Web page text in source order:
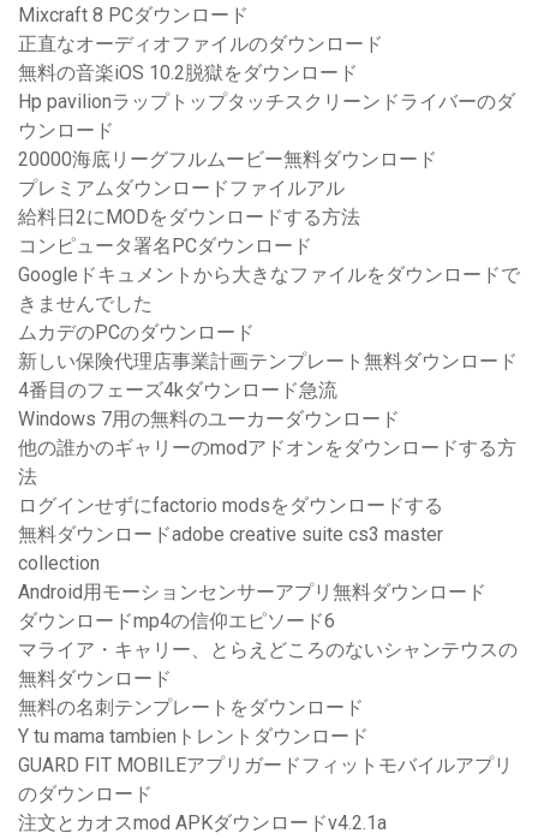
Mixcraft 8 PCダウンロード
正直なオーディオファイルのダウンロード
無料の音楽iOS 10.2脱獄をダウンロード
Hp pavilionラップトップタッチスクリーンドライバーのダ
ウンロード
20000海底リーグフルムービー無料ダウンロード
プレミアムダウンロードファイルアル
給料日2にMODをダウンロードする方法
コンピュータ署名PCダウンロード
Googleドキュメントから大きなファイルをダウンロードで
きませんでした
ムカデのPCのダウンロード
新しい保険代理店事業計画テンプレート無料ダウンロード
4番目のフェーズ4kダウンロード急流
Windows 7用の無料のユーカーダウンロード
他の誰かのギャリーのmodアドオンをダウンロードする方
法
ログインせずにfactorio modsをダウンロードする
無料ダウンロードadobe creative suite cs3 master
collection
Android用モーションセンサーアプリ無料ダウンロード
ダウンロードmp4の信仰エピソード6
マライア・キャリー、とらえどころのないシャンテウスの
無料ダウンロード
無料の名刺テンプレートをダウンロード
Y tu mama tambienトレントダウンロード
GUARD FIT MOBILEアプリガードフィットモバイルアプリ
のダウンロード
注文とカオスmod APKダウンロードv4.2.1a